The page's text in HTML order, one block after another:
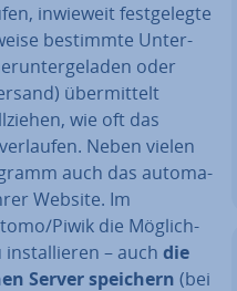
inwieweit fest­ge­leg­te
bestimmte Un­ter­
oder
über­mit­telt
wie oft das
Neben vielen
auch das au­to­ma­
Website. Im
Piwik die Mög­lich­
– auch die
Server speichern (bei